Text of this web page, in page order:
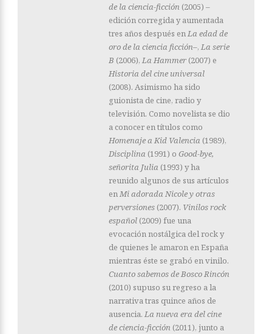
de la ciencia-ficción (2005) –
edición corregida y aumentada
tres años después enLa edad de
oro de la ciencia ficción–, La serie
B (2006), La Hammer (2007) e
Historia del cine universal
(2008). Asimismo ha sido
guionista de cine, radio y
televisión. Como novelista se dio
a conocer en títulos como
Homenaje a Kid Valencia (1989),
Disciplina (1991) o Good-bye,
señorita Julia (1993) y ha
reunido algunos de sus artículos
enMi adorada Nicole y otras
perversiones (2007). Vinilos rock
español (2009) fue una
evocación nostálgica del rock y
de quienes le amaron en España
mientras éste se grabó en vinilo.
Cuanto sabemos de Bosco Rincón
(2010) supuso su regreso a la
narrativa tras quince años de
ausencia. La nueva era del cine
de ciencia-ficción (2011), junto a